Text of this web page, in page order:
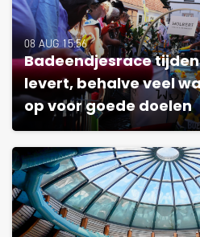
08 AUG 15:56
Badeendjesrace
levert, behalve veel
op voor goede doelen